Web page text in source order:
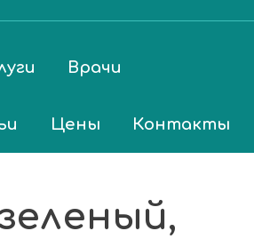
Врачи
Цены Контакты